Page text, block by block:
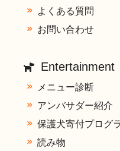
よくある質問
お問い合わせ
Entertainment
メニュー診断
アンバサダー紹介
保護犬寄付プログ
読み物